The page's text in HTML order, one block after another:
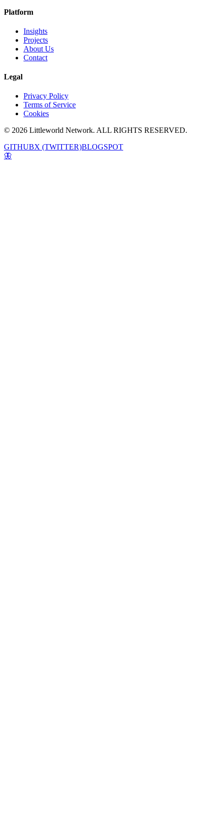
Platform
Insights
Projects
About Us
Contact
Legal
Privacy Policy
Terms of Service
Cookies
© 2026 Littleworld Network. ALL RIGHTS RESERVED.
GITHUBX (TWITTER)BLOGSPOT
🦋